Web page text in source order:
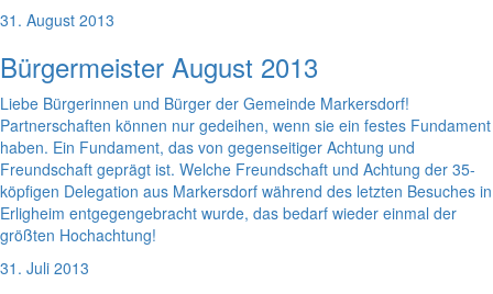
31. August 2013
Bürgermeister August 2013
Liebe Bürgerinnen und Bürger der Gemeinde Markersdorf!
Partnerschaften können nur gedeihen, wenn sie ein festes Fundament
haben. Ein Fundament, das von gegenseitiger Achtung und
Freundschaft geprägt ist. Welche Freundschaft und Achtung der 35-
köpfigen Delegation aus Markersdorf während des letzten Besuches in
Erligheim entgegengebracht wurde, das bedarf wieder einmal der
größten Hochachtung!
31. Juli 2013